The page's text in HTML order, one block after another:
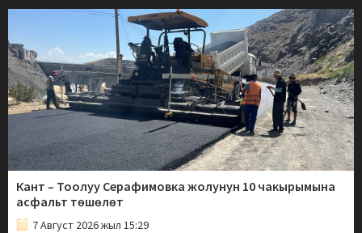
Кант – Тоолуу Серафимовка жолунун 10 чакырымына
асфальт төшөлөт
7 Август 2026 жыл 15:29